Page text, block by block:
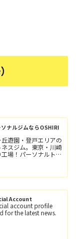
ナルジムならOSHIRI
遊園・登戸エリアの
スジム。東京・川崎
場！パーソナルトレ
Account
account profile
for the latest news.